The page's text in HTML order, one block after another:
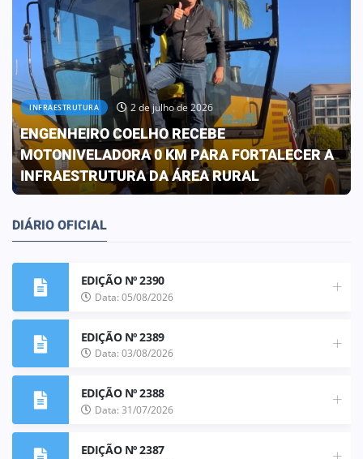
OBRAS 30 de junho de 2026
PREFEITURA CONCLUI OBRA QUE
TRANSFORMA A REALIDADE DA ESCOLA ELIZA
FRANCO DE OLIVEIRA
DIÁRIO OFICIAL
EDIÇÃO Nº 2390
Data: 05/08/2026
EDIÇÃO Nº 2389
Data: 03/08/2026
EDIÇÃO Nº 2388
Data: 31/07/2026
EDIÇÃO Nº 2387